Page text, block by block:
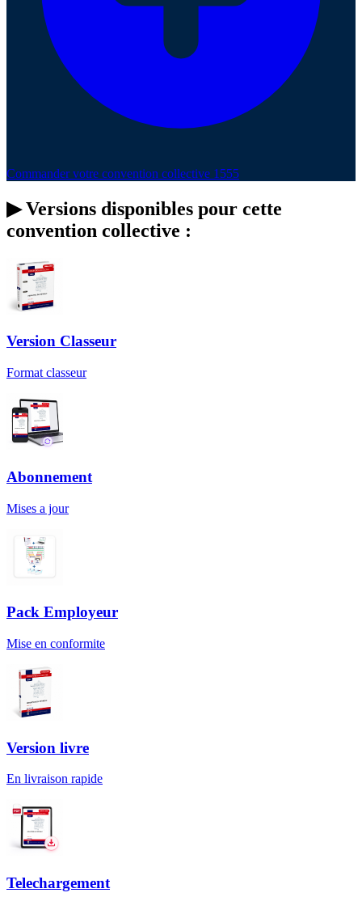
Commander votre convention collective 1555
▶Versions disponibles pour cette
convention collective :
Version Classeur
Format classeur
Abonnement
Mises a jour
Pack Employeur
Mise en conformite
Version livre
En livraison rapide
Telechargement